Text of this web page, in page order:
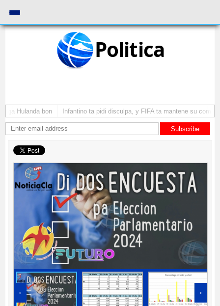
Politica
Hulanda bon Infantino ta pidi disculpa, y FIFA ta mantene su como
Subscribe
‹ ›